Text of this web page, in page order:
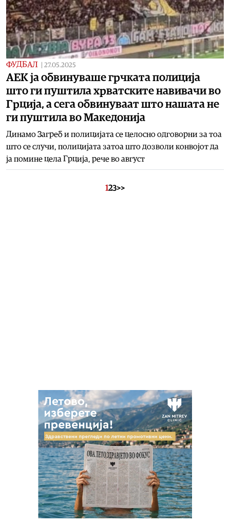
ФУДБАЛ 27.05.2025
AЕК ја обвинуваше грчката полиција
што ги пуштила хрватските навивачи во
Грција, a сега обвинуваат што нашата не
ги пуштила во Македонија
Динамо Загреб и полицијата се целосно одговорни за тоа
што се случи, полицијата затоа што дозволи конвојот да
ја помине цела Грција, рече во август
123>>